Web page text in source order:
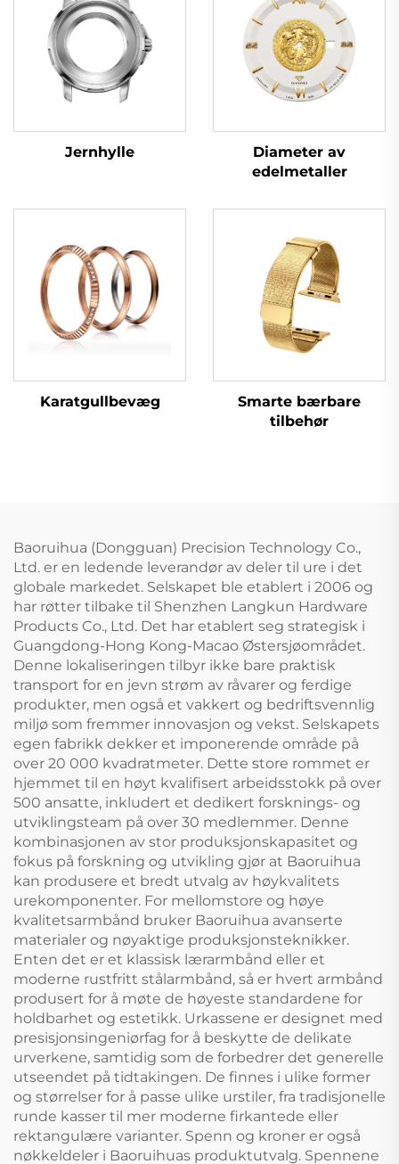
Jernhylle
Diameter av
edelmetaller
Karatgullbevæg
Smarte bærbare
tilbehør
Baoruihua (Dongguan) Precision Technology Co.,
Ltd. er en ledende leverandør av deler til ure i det
globale markedet. Selskapet ble etablert i 2006 og
har røtter tilbake til Shenzhen Langkun Hardware
Products Co., Ltd. Det har etablert seg strategisk i
Guangdong-Hong Kong-Macao Østersjøområdet.
Denne lokaliseringen tilbyr ikke bare praktisk
transport for en jevn strøm av råvarer og ferdige
produkter, men også et vakkert og bedriftsvennlig
miljø som fremmer innovasjon og vekst. Selskapets
egen fabrikk dekker et imponerende område på
over 20 000 kvadratmeter. Dette store rommet er
hjemmet til en høyt kvalifisert arbeidsstokk på over
500 ansatte, inkludert et dedikert forsknings- og
utviklingsteam på over 30 medlemmer. Denne
kombinasjonen av stor produksjonskapasitet og
fokus på forskning og utvikling gjør at Baoruihua
kan produsere et bredt utvalg av høykvalitets
urekomponenter. For mellomstore og høye
kvalitetsarmbånd bruker Baoruihua avanserte
materialer og nøyaktige produksjonsteknikker.
Enten det er et klassisk lærarmbånd eller et
moderne rustfritt stålarmbånd, så er hvert armbånd
produsert for å møte de høyeste standardene for
holdbarhet og estetikk. Urkassene er designet med
presisjonsingeniørfag for å beskytte de delikate
urverkene, samtidig som de forbedrer det generelle
utseendet på tidtakingen. De finnes i ulike former
og størrelser for å passe ulike urstiler, fra tradisjonelle
runde kasser til mer moderne firkantede eller
rektangulære varianter. Spenn og kroner er også
nøkkeldeler i Baoruihuas produktutvalg. Spennene